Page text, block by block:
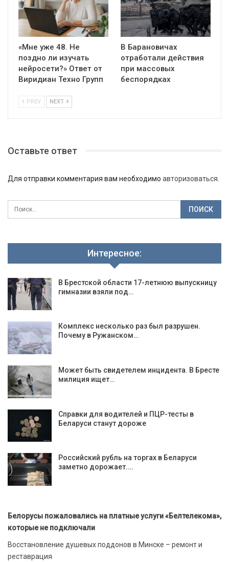
«Мне уже 48. Не
поздно ли изучать
нейросети?» Ответ от
Виридиан Техно Групп
В Барановичах
отработали действия
при массовых
беспорядках
PREV NEXT
Оставьте ответ
Для отправки комментария вам необходимо авторизоваться
Интересное:
В Брестской области 17-летнюю выпускницу
гимназии взяли под…
Комплекс несколько раз был разрушен.
Почему в Ружанском…
Может быть свидетелем инцидента. В Бресте
милиция ищет…
Справки для водителей и ПЦР-тесты в
Беларуси станут дороже
Российский рубль на торгах в Беларуси
заметно дорожает.…
Белорусы пожаловались на платные услуги «Белтелекома»,
которые не подключали
Восстановление душевых поддонов в Минске – ремонт и
реставрация